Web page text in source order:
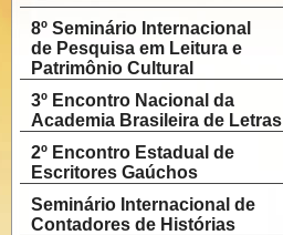
8º Seminário Internacional
de Pesquisa em Leitura e
Patrimônio Cultural
3º Encontro Nacional da
Academia Brasileira de Letras
2º Encontro Estadual de
Escritores Gaúchos
Seminário Internacional de
Contadores de Histórias